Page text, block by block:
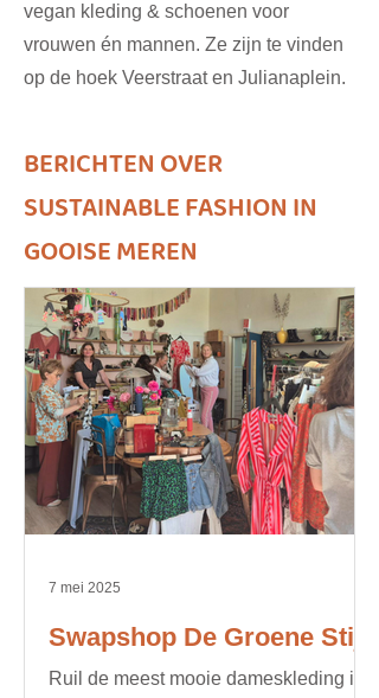
vegan kleding & schoenen voor
vrouwen én mannen. Ze zijn te vinden
op de hoek Veerstraat en Julianaplein.
BERICHTEN OVER
SUSTAINABLE FASHION IN
GOOISE MEREN
Swapshop De Groene Stijl
Ruil de meest mooie dameskleding in
7 mei 2025